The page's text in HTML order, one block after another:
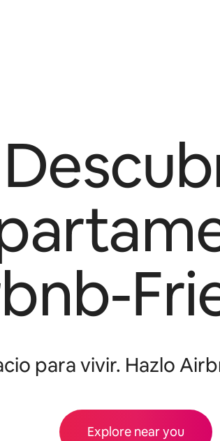
para vivir. Hazlo
Explore near you